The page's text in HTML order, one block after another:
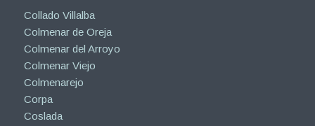
Collado Villalba
Colmenar de Oreja
Colmenar del Arroyo
Colmenar Viejo
Colmenarejo
Corpa
Coslada